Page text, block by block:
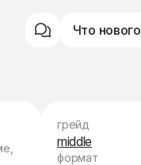
Что нового
грейд
middle
формат